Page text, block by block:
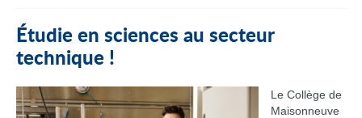
Étudie en sciences au secteur
technique !
Le Collège de
Maisonneuve